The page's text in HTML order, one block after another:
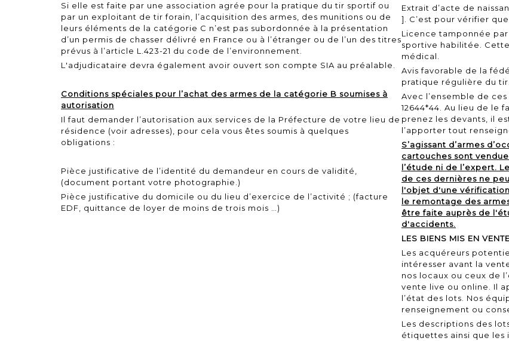
Si elle est faite par une association agrée pour la pratique du tir sportif ou
par un exploitant de tir forain, l’acquisition des armes, des munitions ou de
leurs éléments de la catégorie C n’est pas subordonnée à la présentation
d’un permis de chasser délivré en France ou à l’étranger ou de l’un des titres
prévus à l’article L.423-21 du code de l’environnement.
L'adjudicataire devra également avoir ouvert son compte SIA au préalable.
Conditions spéciales pour l’achat des armes de la catégorie B soumises à
autorisation
Il faut demander l’autorisation aux services de la Préfecture de votre lieu de
résidence (voir adresses)
, pour cela vous êtes soumis à quelques
obligations :
Pièce justificative de l’identité du demandeur en cours de validité,
(document portant votre photographie.)
Pièce justificative du domicile ou du lieu d’exercice de l’activité ; (facture
EDF, quittance de loyer de moins de trois mois …)
Extrait d’acte de
]. C’est pour vérifier
Licence tamponnée
sportive habilitée.
médical.
Avis favorable de la
pratique régulière du tir.
Avec l’ensemble de
12644*44. Au lieu de le
prenez les devants, il
l’apporter tout
S’agissant d’armes
cartouches sont
l’étude ni de l’expert.
de ces dernières ne
l'objet d'une
le remontage des
être faite auprès de
d'accidents.
LES BIENS MIS EN VENTE
Les acquéreurs
intéresser avant la
nos locaux ou ceux de
vente live ou online. Il
l’état des lots. Nos
renseignement ou
Les descriptions des
étiquettes ainsi que les